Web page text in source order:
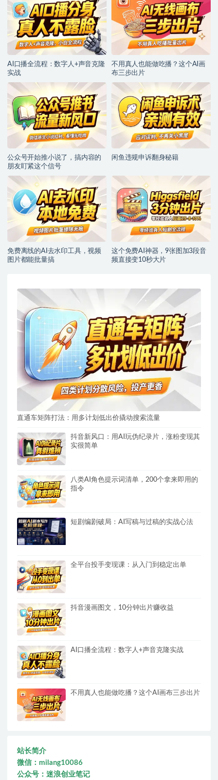
AI口播全流程：数字人+声音克隆
实战
不用真人也能做吃播？这个AI画
布三步出片
公众号开始推小说了，搞内容的
朋友盯紧这个信号
闲鱼违规申诉翻身秘籍
免费离线的AI去水印工具，视频
图片都能批量搞
这个免费AI神器，9张图加3段音
频直接变10秒大片
直通车矩阵打法：用多计划低出价撬动搜索流量
抖音新风口：用AI玩伪纪录片，涨粉变现其
实很简单
八类AI角色提示词清单，200个拿来即用的
指令
短剧编剧破局：AI写稿与过稿的实战心法
全平台投手变现课：从入门到稳定出单
抖音漫画图文，10分钟出片赚收益
AI口播全流程：数字人+声音克隆实战
不用真人也能做吃播？这个AI画布三步出片
站长简介
微信：milang10086
公众号：迷浪创业笔记